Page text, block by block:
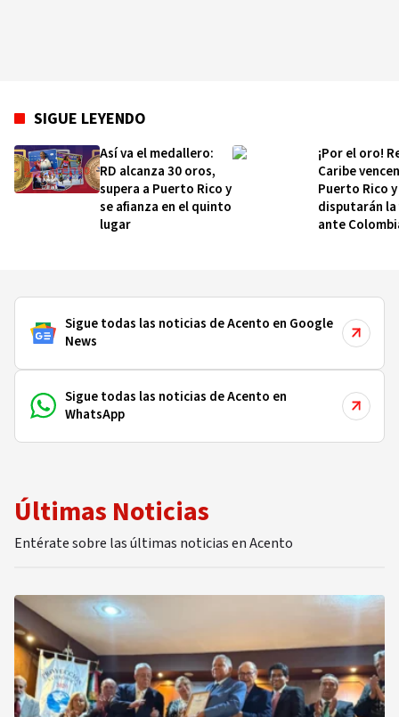
SIGUE LEYENDO
Así va el medallero:
RD alcanza 30 oros,
supera a Puerto Rico y
se afianza en el quinto
lugar
¡Por el oro!
Caribe
Puerto Rico y
disputarán
ante
Sigue todas las noticias de Acento en Google
News
Sigue todas las noticias de Acento en
WhatsApp